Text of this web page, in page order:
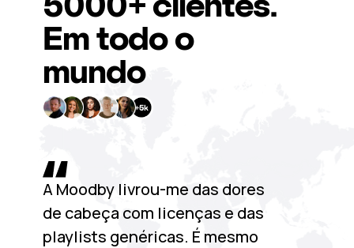
A Moodby livrou-me das dores
de cabeça com licenças e das
playlists genéricas. É mesmo
Em todo o
mundo